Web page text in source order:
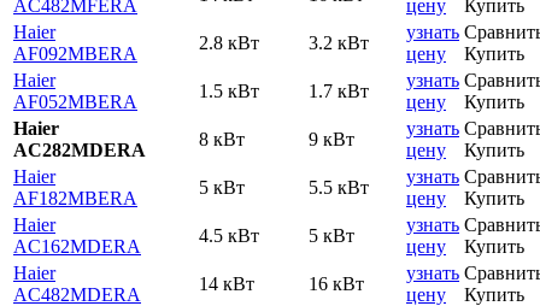
AC482MFERA
цену
Купить
Haier
AF092MBERA
2.8 кВт 3.2 кВт
узнать
цену
Купить
Haier
AF052MBERA
1.5 кВт 1.7 кВт
узнать
цену
Купить
Haier
AC282MDERA
8 кВт 9 кВт
узнать
цену
Купить
Haier
AF182MBERA
5 кВт 5.5 кВт
узнать
цену
Купить
Haier
AC162MDERA
4.5 кВт 5 кВт
узнать
цену
Купить
Haier
AC482MDERA
14 кВт 16 кВт
узнать
цену
Купить